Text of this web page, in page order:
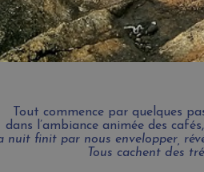
Tout commence par quelques
dans l’ambiance animée des
nuit finit par nous envelopper,
Tous cachent des